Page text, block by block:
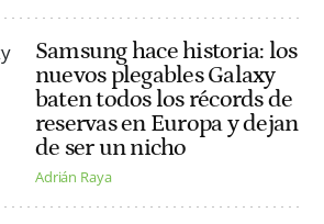
Samsung hace historia: los
nuevos plegables Galaxy
baten todos los récords de
reservas en Europa y dejan
de ser un nicho
Adrián Raya